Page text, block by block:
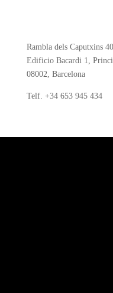
Rambla dels Caputxins
Edificio Bacardi 1,
08002, Barcelona
Telf. +34 653 945 434